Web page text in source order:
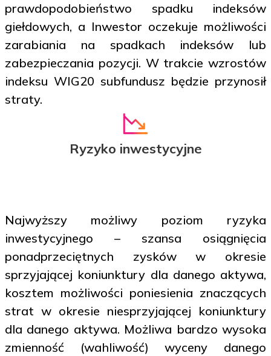
prawdopodobieństwo spadku indeksów
giełdowych, a Inwestor oczekuje możliwości
zarabiania na spadkach indeksów lub
zabezpieczania pozycji. W trakcie wzrostów
indeksu WIG20 subfundusz będzie przynosił
straty.
Ryzyko inwestycyjne
Najwyższy możliwy poziom ryzyka
inwestycyjnego – szansa osiągnięcia
ponadprzeciętnych zysków w okresie
sprzyjającej koniunktury dla danego aktywa,
kosztem możliwości poniesienia znaczących
strat w okresie niesprzyjającej koniunktury
dla danego aktywa. Możliwa bardzo wysoka
zmienność (wahliwość) wyceny danego